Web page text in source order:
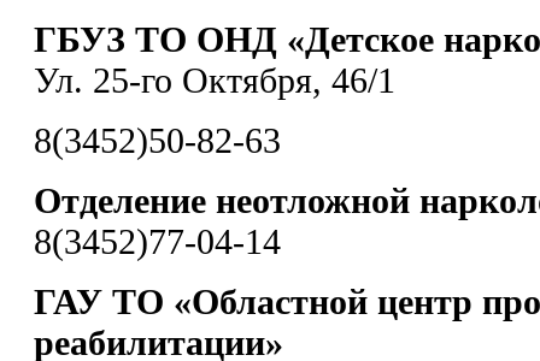
ГБУЗ ТО ОНД «Детское
Ул. 25-го Октября, 46/1
8(3452)50-82-63
Отделение неотложной
8(3452)77-04-14
ГАУ ТО «Областной центр
реабилитации»